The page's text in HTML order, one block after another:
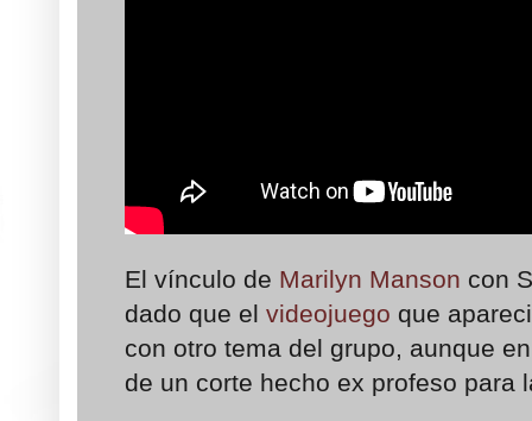
El vínculo de Marilyn Manson con
dado que el videojuego que
con otro tema del grupo, aunque
de un corte hecho ex profeso para